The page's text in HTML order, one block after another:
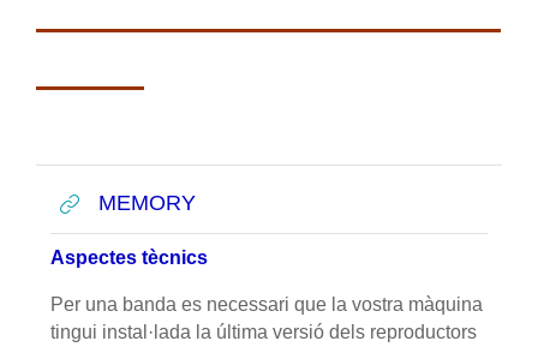
MEMORYURL
Aspectes tècnics
Per una banda es necessari que la vostra màquina
tingui instal·lada la última versió dels reproductors